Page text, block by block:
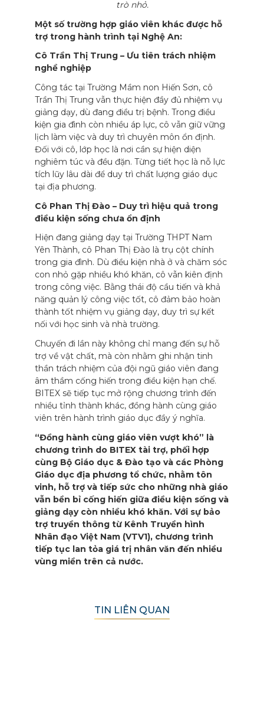
trò nhỏ.
Một số trường hợp giáo viên khác được hỗ
trợ trong hành trình tại Nghệ An:
Cô Trần Thị Trung – Ưu tiên trách nhiệm
nghề nghiệp
Công tác tại Trường Mầm non Hiến Sơn, cô
Trần Thị Trung vẫn thực hiện đầy đủ nhiệm vụ
giảng dạy, dù đang điều trị bệnh. Trong điều
kiện gia đình còn nhiều áp lực, cô vẫn giữ vững
lịch làm việc và duy trì chuyên môn ổn định.
Đối với cô, lớp học là nơi cần sự hiện diện
nghiêm túc và đều đặn. Từng tiết học là nỗ lực
tích lũy lâu dài để duy trì chất lượng giáo dục
tại địa phương.
Cô Phan Thị Đào – Duy trì hiệu quả trong
điều kiện sống chưa ổn định
Hiện đang giảng dạy tại Trường THPT Nam
Yên Thành, cô Phan Thị Đào là trụ cột chính
trong gia đình. Dù điều kiện nhà ở và chăm sóc
con nhỏ gặp nhiều khó khăn, cô vẫn kiên định
trong công việc. Bằng thái độ cầu tiến và khả
năng quản lý công việc tốt, cô đảm bảo hoàn
thành tốt nhiệm vụ giảng dạy, duy trì sự kết
nối với học sinh và nhà trường.
Chuyến đi lần này không chỉ mang đến sự hỗ
trợ về vật chất, mà còn nhằm ghi nhận tinh
thần trách nhiệm của đội ngũ giáo viên đang
âm thầm cống hiến trong điều kiện hạn chế.
BITEX sẽ tiếp tục mở rộng chương trình đến
nhiều tỉnh thành khác, đồng hành cùng giáo
viên trên hành trình giáo dục đầy ý nghĩa.
“Đồng hành cùng giáo viên vượt khó” là
chương trình do BITEX tài trợ, phối hợp
cùng Bộ Giáo dục & Đào tạo và các Phòng
Giáo dục địa phương tổ chức, nhằm tôn
vinh, hỗ trợ và tiếp sức cho những nhà giáo
vẫn bền bỉ cống hiến giữa điều kiện sống và
giảng dạy còn nhiều khó khăn. Với sự bảo
trợ truyền thông từ Kênh Truyền hình
Nhân đạo Việt Nam (VTV1), chương trình
tiếp tục lan tỏa giá trị nhân văn đến nhiều
vùng miền trên cả nước.
TIN LIÊN QUAN